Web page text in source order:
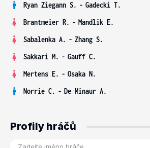
Ryan Ziegann S. - Gadecki T.
Brantmeier R. - Mandlik E.
Sabalenka A. - Zhang S.
Sakkari M. - Gauff C.
Mertens E. - Osaka N.
Norrie C. - De Minaur A.
Profily hráčů